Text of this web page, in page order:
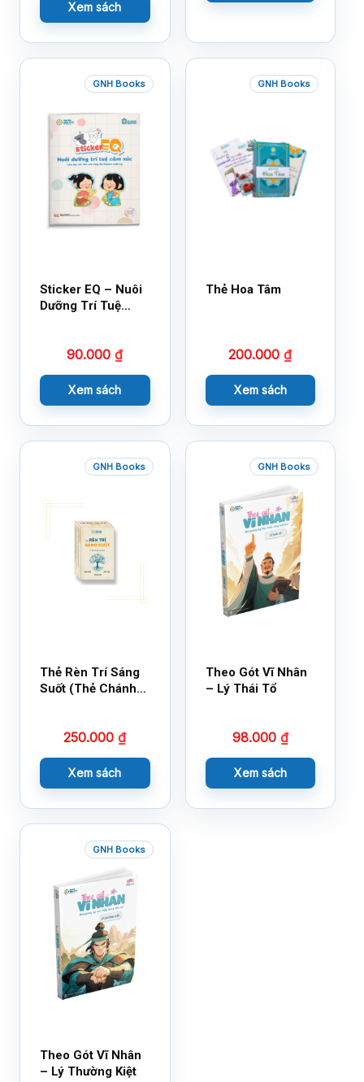
Xem sách
GNH Books
Sticker EQ – Nuôi
Dưỡng Trí Tuệ
Cùng 150 Sticker
90.000₫
Xem sách
GNH Books
Thẻ Hoa Tâm
200.000₫
Xem sách
GNH Books
Thẻ Rèn Trí Sáng
Suốt (Thẻ Chánh
250.000₫
Xem sách
GNH Books
Theo Gót Vĩ Nhân
– Lý Thái Tổ
98.000 ₫
Xem sách
GNH Books
Theo Gót Vĩ Nhân
– Lý Thường Kiệt